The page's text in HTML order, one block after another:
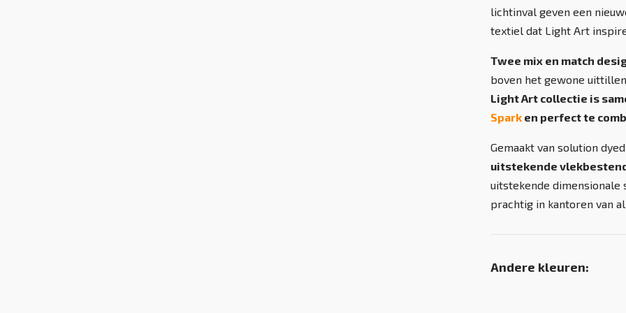
lichtinval geven een
textiel dat Light Art
Twee mix en match
boven het gewone
Light Art collectie is
Sparken perfect te
Gemaakt van solution
uitstekende
uitstekende
prachtig in kantoren van
Andere kleuren: